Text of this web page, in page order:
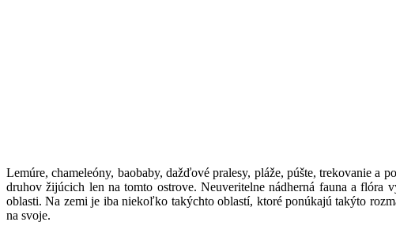
Lemúre, chameleóny, baobaby, dažďové pralesy, pláže, púšte, trekovanie
druhov žijúcich len na tomto ostrove. Neuveritelne nádherná fauna a
oblasti. Na zemi je iba niekoľko takýchto oblastí, ktoré ponúkajú takýto
na svoje.